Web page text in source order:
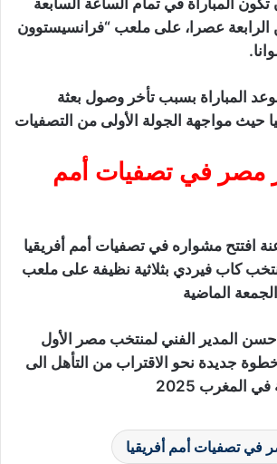
الرابعة عصرا، على ملعب “فرانسيستوون
المباراة بسبب تأخر وصول بعثة
حيث مواجهة الجولة الأولى من التصفيات
مصر في تصفيات أمم
افتتح مشواره في تصفيات أمم أفريقيا
كاب فيردي بثلاثية نظيفة على ملعب
الماضية
المدير الفني لمنتخب مصر الأول
جديدة نحو الاقتراب من التأهل الى
المغرب 2025
في تصفيات أمم أفريقيا